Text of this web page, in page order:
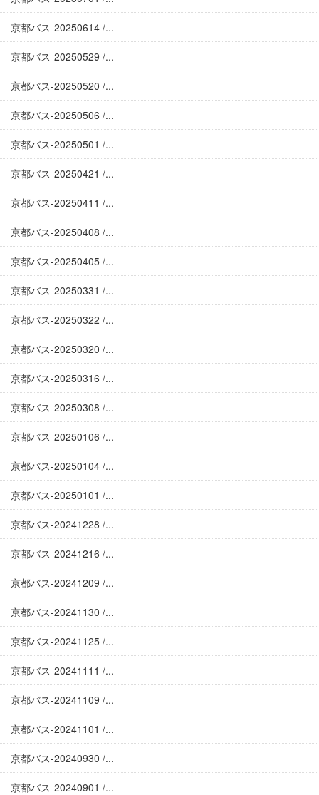
京都バス-20250614 /...
京都バス-20250529 /...
京都バス-20250520 /...
京都バス-20250506 /...
京都バス-20250501 /...
京都バス-20250421 /...
京都バス-20250411 /...
京都バス-20250408 /...
京都バス-20250405 /...
京都バス-20250331 /...
京都バス-20250322 /...
京都バス-20250320 /...
京都バス-20250316 /...
京都バス-20250308 /...
京都バス-20250106 /...
京都バス-20250104 /...
京都バス-20250101 /...
京都バス-20241228 /...
京都バス-20241216 /...
京都バス-20241209 /...
京都バス-20241130 /...
京都バス-20241125 /...
京都バス-20241111 /...
京都バス-20241109 /...
京都バス-20241101 /...
京都バス-20240930 /...
京都バス-20240901 /...